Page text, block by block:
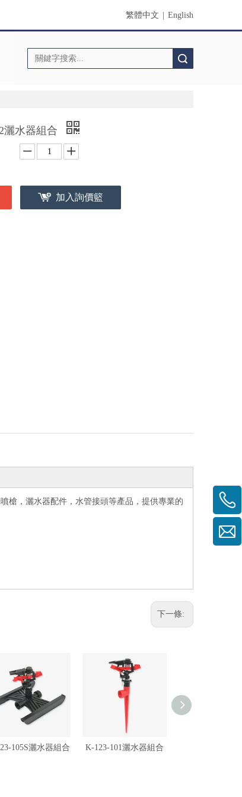
繁體中文 English
灑水器組合
加入詢價籃
槍，灑水器配件，水管接頭等產品，提供專業的
下一條:
105S灑水器組合 K-123-101灑水器組合